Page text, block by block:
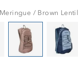
/ Brown Lentil